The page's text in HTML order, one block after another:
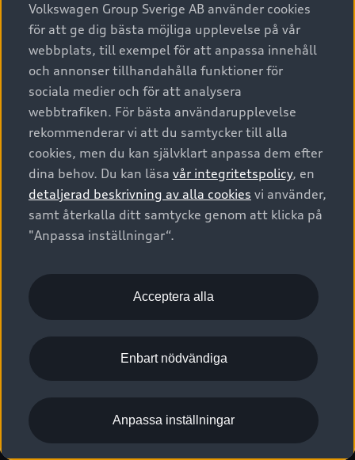
A6 modellerna
SUV
Avant
Audi Sport
Privatleasing
Nya bilar i lager
Begagnade bilar i lager
Audi approved :plus - så gott som nya
Finansiering
Audi exclusive
Provkörning
Service & tillbehör
Audi digital services
Originaltillbehör - köp online
Garantier
Försäkring
Digitala manualer för din Audi
Audi Collection – livsstilsartiklar
Vanliga frågor
2G/3G nätet stängs ned - Hur påverkas min bil av detta?
Tjänstebil
Tjänstebil
Business lease online
Företagsleasing
Om Audi Sverige
Kontakta oss
Audi Återförsäljare/-serviceverkstad
myAudi
Pressmeddelanden
Nyhetsbrev
Vårt hållbarhetsarbete
Lediga tjänster huvudkontor
Lediga tjänster hos Audi Återförsäljare
Kommentar till mediauppgifter om dataläcka
© 2026 AUDI SVERIGE. All Rights Reserved.
Utgivare Juridiskt
Juridiskt Audi AG
Juridiskt Audi Digital Giveaway
Anpassa inställningar för cookies
Visselblåsarkanaler
Volkswagen Group Sverige AB använder cookies
för att ge dig bästa möjliga upplevelse på vår
webbplats, till exempel för att anpassa innehåll
och annonser tillhandahålla funktioner för
sociala medier och för att analysera
webbtrafiken. För bästa användarupplevelse
rekommenderar vi att du samtycker till alla
cookies, men du kan självklart anpassa dem efter
dina behov. Du kan läsa vår integritetspolicy, en
detaljerad beskrivning av alla cookies vi använder,
samt återkalla ditt samtycke genom att klicka på
"Anpassa inställningar“.
Acceptera alla
Enbart nödvändiga
Anpassa inställningar